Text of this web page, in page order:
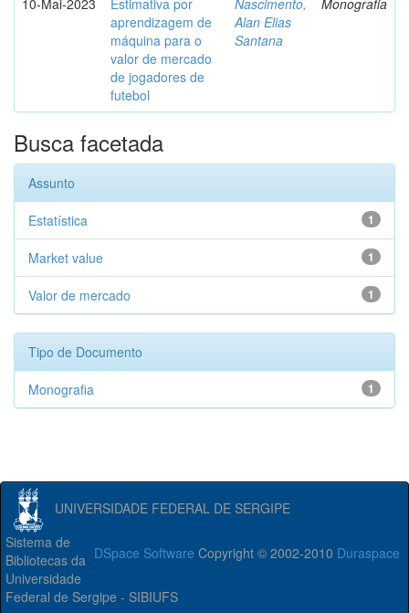
10-Mai-2023
Estimativa por
aprendizagem de
máquina para o
valor de mercado
de jogadores de
futebol
Nascimento,
Alan Elias
Santana
Monografia
Busca facetada
Assunto
1
Estatística
1
Market value
1
Valor de mercado
Tipo de Documento
1
Monografia
UNIVERSIDADE FEDERAL DE SERGIPE
DSpace Software Copyright © 2002-2010 Duraspace
Sistema de
Bibliotecas da
Universidade
Federal de Sergipe - SIBIUFS